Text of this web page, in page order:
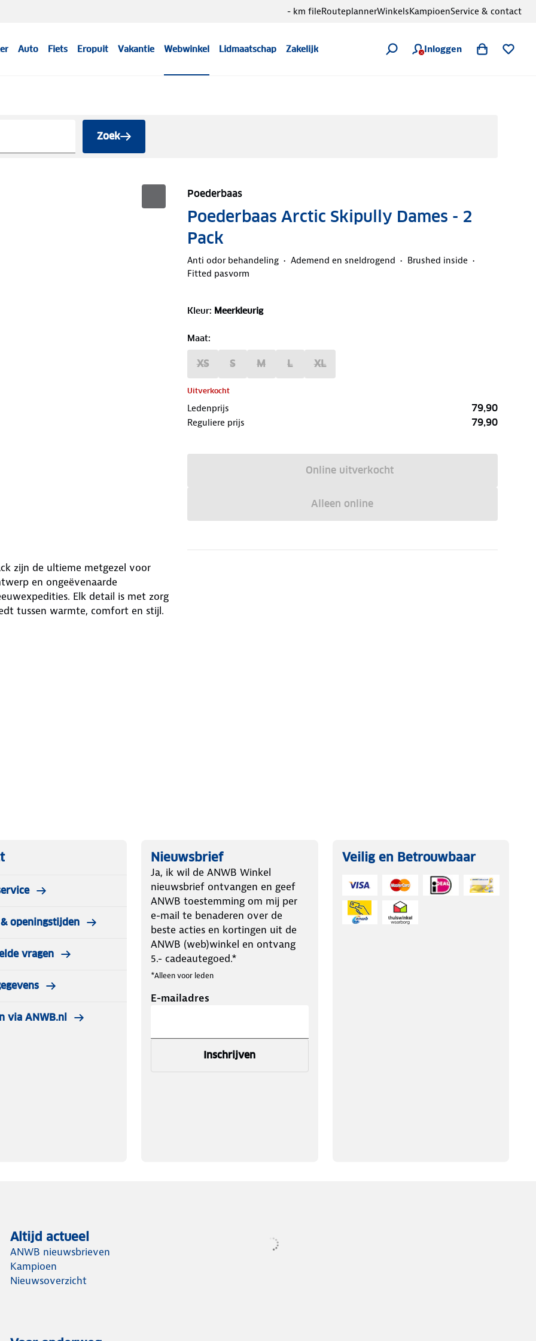
Auto Fiets Eropuit Vakantie Webwinkel Lidmaatschap Zakelijk Inloggen
- km fileRouteplannerWinkelsKampioenService & contact
Zoek
Poederbaas
Poederbaas Arctic Skipully Dames - 2
Pack
Anti odor behandeling Ademend en sneldrogend
Brushed inside
Fitted pasvorm
Kleur: Meerkleurig
Maat:
XS S M L XL
Uitverkocht
Ledenprijs 79,90
Reguliere prijs 79,90
Online uitverkocht
Alleen online
zijn de ultieme metgezel voor
en ongeëvenaarde
Elk detail is met zorg
tussen warmte, comfort en stijl.
waagt. Of je nu de
maakt of simpelweg warm
bij diverse activiteiten.
een comfortabele pasvorm die bij
- Navy/Zand - 2 Pack
openingstijden
vragen
via ANWB.nl
Nieuwsbrief
Ja, ik wil de ANWB Winkel
nieuwsbrief ontvangen en geef
ANWB toestemming om mij per
e-mail te benaderen over de
beste acties en kortingen uit de
ANWB (web)winkel en ontvang
5.- cadeautegoed.*
*Alleen voor leden
E-mailadres
Inschrijven
Veilig en Betrouwbaar
Altijd actueel
ANWB nieuwsbrieven
Kampioen
Nieuwsoverzicht